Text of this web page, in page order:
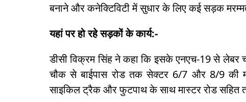
बनाने और कनेक्टिविटी में सुधार के लिए कई सड़क
यहां पर हो रहे सड़कों के कार्य:-
डीसी विक्रम सिंह ने कहा कि इसके एनएच-19 से लेबर
चौक से बाईपास रोड तक सेक्टर 6/7 और 8/9 की
साइकिल ट्रैक और फुटपाथ के साथ मास्टर रोड सहित